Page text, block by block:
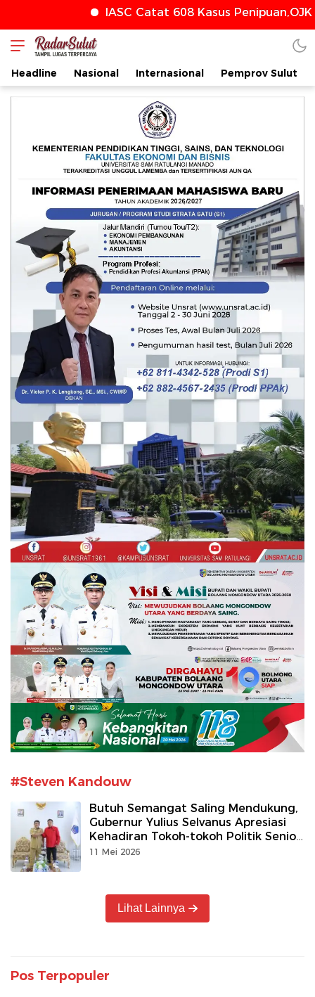
IASC Catat 608 Kasus Penipuan,OJK
radarsulut.com
Headline Nasional Internasional Pemprov Sulut
#Steven Kandouw
Butuh Semangat Saling Mendukung,
Gubernur Yulius Selvanus Apresiasi
Kehadiran Tokoh-tokoh Politik Senior
DPD PDIP Sulut
11 Mei 2026
Lihat Lainnya
Pos Terpopuler